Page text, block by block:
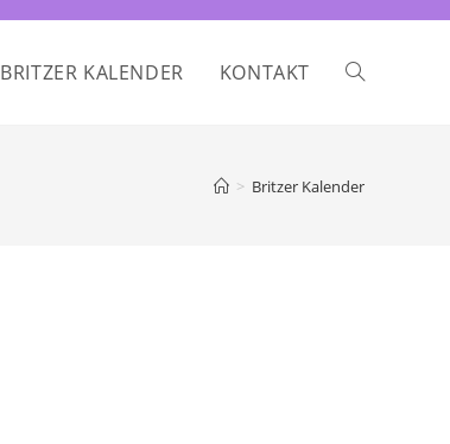
BRITZER KALENDER KONTAKT
> Britzer Kalender